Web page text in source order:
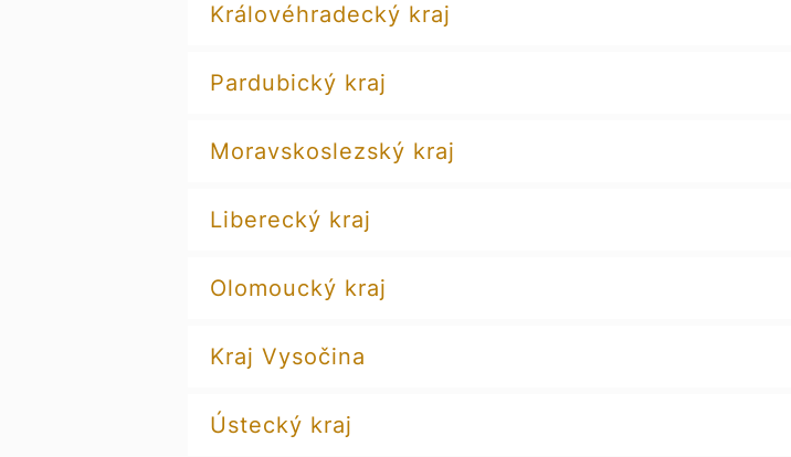
Královéhradecký kraj
Pardubický kraj
Moravskoslezský kraj
Liberecký kraj
Olomoucký kraj
Kraj Vysočina
Ústecký kraj